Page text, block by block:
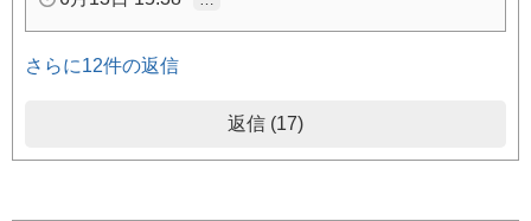
さらに12件の返信
返信 (17)